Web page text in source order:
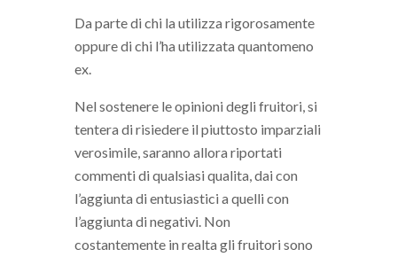
Da parte di chi la utilizza rigorosamente
oppure di chi l’ha utilizzata quantomeno
ex.
Nel sostenere le opinioni degli fruitori, si
tentera di risiedere il piuttosto imparziali
verosimile, saranno allora riportati
commenti di qualsiasi qualita, dai con
l’aggiunta di entusiastici a quelli con
l’aggiunta di negativi. Non
costantemente in realta gli fruitori sono